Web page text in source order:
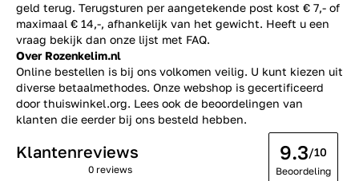
geld terug. Terugsturen per aangetekende post kost € 7,- of
maximaal € 14,-, afhankelijk van het gewicht. Heeft u een
vraag bekijk dan onze lijst met FAQ.
Over Rozenkelim.nl
Online bestellen is bij ons volkomen veilig. U kunt kiezen uit
diverse betaalmethodes. Onze webshop is gecertificeerd
door thuiswinkel.org. Lees ook de beoordelingen van
klanten die eerder bij ons besteld hebben.
Klantenreviews
0 reviews
9.3/10
Beoordeling